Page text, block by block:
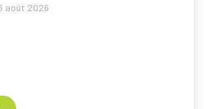
août 2026